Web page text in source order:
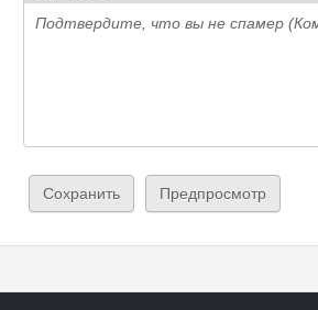
Подтвердите, что вы не спамер